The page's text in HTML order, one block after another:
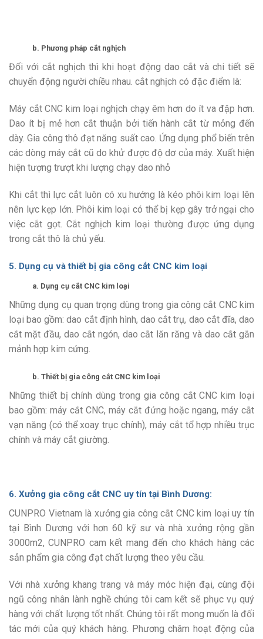
b. Phương pháp cắt nghịch
Đối với cắt nghịch thì khi hoạt động dao cắt và chi tiết sẽ
chuyển động người chiều nhau. cắt nghịch có đặc điểm là:
Máy cắt CNC kim loại nghịch chạy êm hơn do ít va đập hơn.
Dao ít bị mẻ hơn cắt thuận bởi tiến hành cắt từ mỏng đến
dày. Gia công thô đạt năng suất cao. Ứng dụng phổ biến trên
các dòng máy cắt cũ do khử được độ dơ của máy. Xuất hiện
hiện tượng trượt khi lượng chạy dao nhỏ
Khi cắt thì lực cắt luôn có xu hướng là kéo phôi kim loại lên
nên lực kẹp lớn. Phôi kim loại có thể bị kẹp gây trở ngại cho
việc cắt gọt. Cắt nghịch kim loại thường được ứng dụng
trong cắt thô là chủ yếu.
5. Dụng cụ và thiết bị gia công cắt CNC kim loại
a. Dụng cụ cắt CNC kim loại
Những dụng cụ quan trọng dùng trong gia công cắt CNCkim
loại bao gồm: dao cắt định hình, dao cắt trụ, dao cắt đĩa, dao
cắt mặt đầu, dao cắt ngón, dao cắt lăn răng và dao cắt gắn
mảnh hợp kim cứng.
b. Thiết bị gia công cắt CNC kim loại
Những thiết bị chính dùng trong gia công cắt CNC kim loại
bao gồm: máy cắt CNC, máy cắt đứng hoặc ngang, máy cắt
vạn năng (có thể xoay trục chính), máy cắt tổ hợp nhiều trục
chính và máy cắt giường.
6. Xưởng gia công cắt CNC uy tín tại Bình Dương:
CUNPRO Vietnam là xưởng gia công cắt CNC kim loại uy tín
tại Bình Dương với hơn 60 kỹ sư và nhà xưởng rộng gần
3000m2, CUNPRO cam kết mang đến cho khách hàng các
sản phẩm gia công đạt chất lượng theo yêu cầu.
Với nhà xưởng khang trang và máy móc hiện đại, cùng đội
ngũ công nhân lành nghề chúng tôi cam kết sẽ phục vụ quý
hàng với chất lượng tốt nhất. Chúng tôi rất mong muốn là đối
tác mới của quý khách hàng. Phương châm hoạt động của